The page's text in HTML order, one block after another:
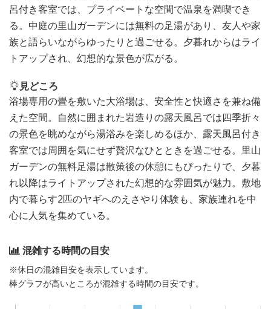
呂付き客室では、プライベートな空間で温泉を満喫でき
る。中庭の里山ガーデンには無料の足湯があり、友人や家
族と語らいながらゆったりと過ごせる。夕暮れからはライ
トアップされ、幻想的な景色が広がる。
見どころ
浴場専用の畳を敷いた大浴場は、安全性と快適さを兼ね備
えた空間。自然に囲まれた岩造りの露天風呂では四季折々
の景色を眺めながら湯浴みを楽しめるほか、露天風呂付き
客室では周囲を気にせず贅沢なひとときを過ごせる。里山
ガーデンの無料足湯は散策後の休憩にもぴったりで、夕暮
れ以降はライトアップされた幻想的な雰囲気が魅力。敷地
内で暮らす2匹のヤギへのえさやり体験も、家族連れを中
心に人気を集めている。
混雑する時間の目安
※休日の混雑目安を表示しています。
棒グラフが高いところが混雑する時間の目安です。